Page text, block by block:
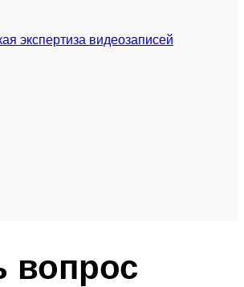
экспертиза видеозаписей
вопрос